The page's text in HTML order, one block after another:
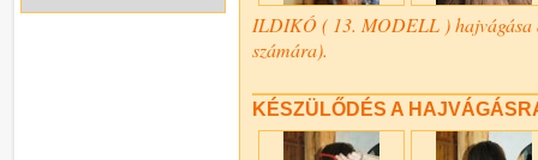
ILDIKÓ ( 13. MODELL ) hajvágása
számára).
KÉSZÜLŐDÉS A